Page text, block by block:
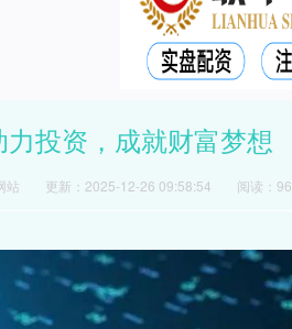
投资，成就财富梦想
站 更新：2025-12-26 09:58:54 阅读：96